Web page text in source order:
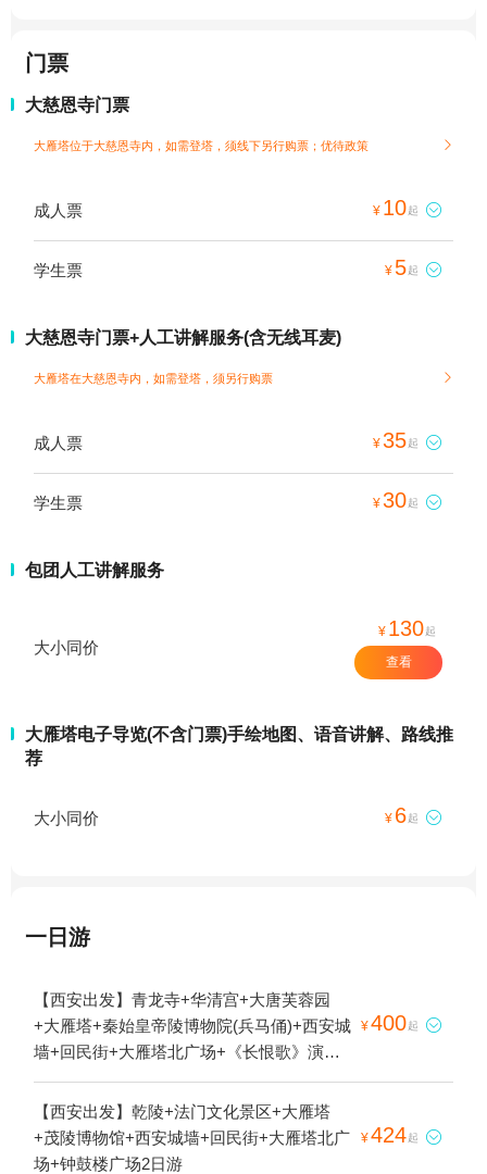
门票
大慈恩寺门票
大雁塔位于大慈恩寺内，如需登塔，须线下另行购票； 优待政策 
成人票 ¥ 10起 
学生票 ¥ 5起 
大慈恩寺门票+人工讲解服务(含无线耳麦)
大雁塔在大慈恩寺内，如需登塔，须另行购票 
成人票 ¥35起 
学生票 ¥30起 
包团人工讲解服务
大小同价
¥ 130起
查看
大雁塔电子导览(不含门票)手绘地图、语音讲解、路线推
荐
大小同价 ¥ 6起 
一日游
【西安出发】青龙寺+华清宫+大唐芙蓉园
+大雁塔+秦始皇帝陵博物院(兵马俑)+西安城
墙+回民街+大雁塔北广场+《长恨歌》演出
+广仁寺+小雁塔遗址公园+卧龙寺+大唐不夜
城+书院门+钟鼓楼广场+西安事变旧址五间
厅+《12.12》西安事变演出+永兴坊+《驼铃
传奇》秀+西安博物院+西安千古情+秦始皇
¥400起 
【西安出发】乾陵+法门文化景区+大雁塔
+茂陵博物馆+西安城墙+回民街+大雁塔北广
场+钟鼓楼广场2日游
¥424起 